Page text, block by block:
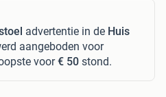
advertentie in de Huis
aangeboden voor
voor€ 50 stond.